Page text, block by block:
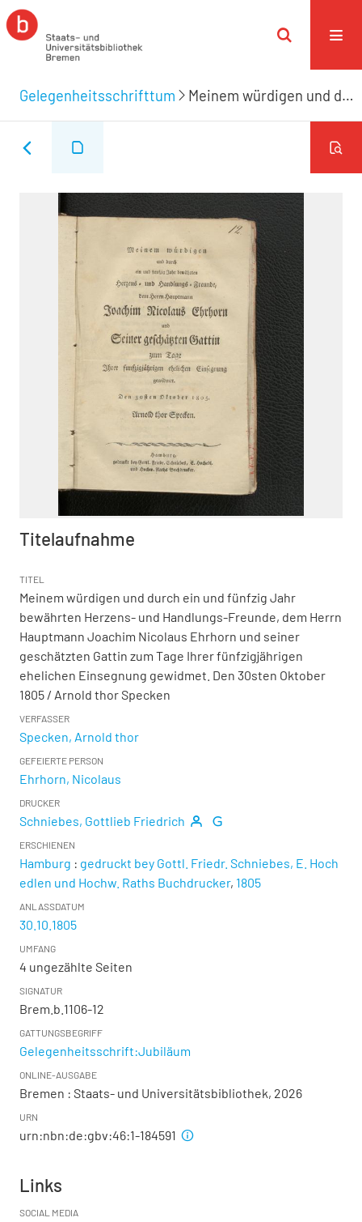
Gelegenheitsschrifttum Meinem würdigen und durch ein und fünfzig Jahr bewährten Herzens- und Handlungs-Freunde, dem Herrn Hauptmann Joachim Nicolaus Ehrhorn und seiner geschätzten Gattin zum Tage Ihrer fünfzigjährigen ehelichen Einsegnung gewidmet. Den 30sten Oktober 1805
Titelaufnahme
TITEL
Meinem würdigen und durch ein und fünfzig Jahr
bewährten Herzens- und Handlungs-Freunde, dem Herrn
Hauptmann Joachim Nicolaus Ehrhorn und seiner
geschätzten Gattin zum Tage Ihrer fünfzigjährigen
ehelichen Einsegnung gewidmet. Den 30sten Oktober
1805 / Arnold thor Specken
VERFASSER
Specken, Arnold thor
GEFEIERTE PERSON
Ehrhorn, Nicolaus
DRUCKER
Schniebes, Gottlieb Friedrich
ERSCHIENEN
Hamburg : gedruckt bey Gottl. Friedr. Schniebes, E. Hoch
edlen und Hochw. Raths Buchdrucker, 1805
ANLASSDATUM
30.10.1805
UMFANG
4 ungezählte Seiten
SIGNATUR
Brem.b.1106-12
GATTUNGSBEGRIFF
Gelegenheitsschrift:Jubiläum
ONLINE-AUSGABE
Bremen : Staats- und Universitätsbibliothek, 2026
URN
urn:nbn:de:gbv:46:1-184591
Links
SOCIAL MEDIA